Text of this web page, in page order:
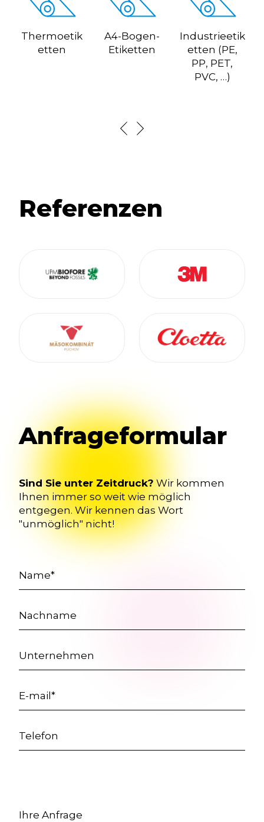
Thermoetik
etten
A4-Bogen-
Etiketten
Industrieetik
etten (PE,
PP, PET,
PVC, …)
Referenzen
Anfrageformular
Sind Sie unter Zeitdruck? Wir kommen
Ihnen immer so weit wie möglich
entgegen. Wir kennen das Wort
"unmöglich" nicht!